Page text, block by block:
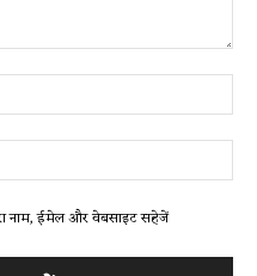
नाम, ईमेल और वेबसाइट सहेजें